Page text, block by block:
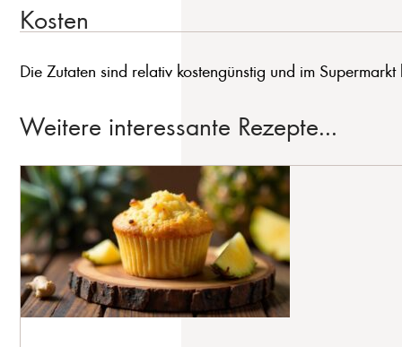
Kosten
Die Zutaten sind relativ kostengünstig und im
Weitere interessante Rezepte...